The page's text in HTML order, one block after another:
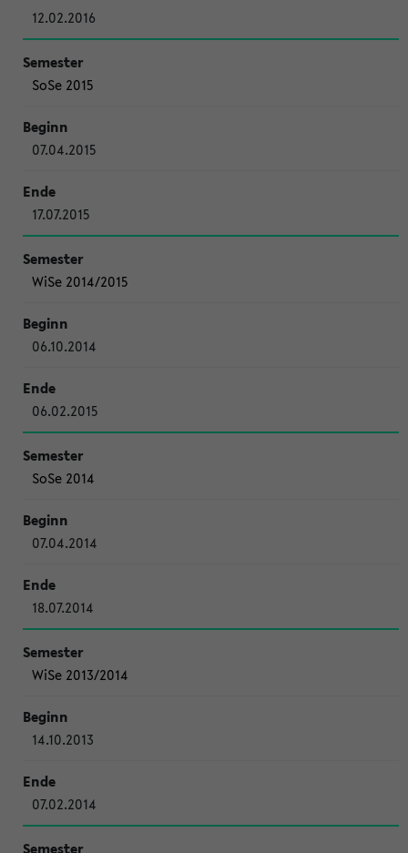
12.02.2016
SoSe 2015
07.04.2015
17.07.2015
WiSe 2014/2015
06.10.2014
06.02.2015
SoSe 2014
07.04.2014
18.07.2014
WiSe 2013/2014
14.10.2013
07.02.2014